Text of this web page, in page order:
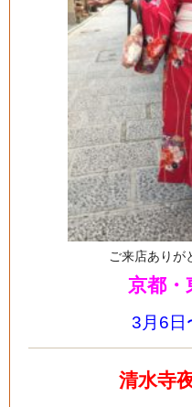
ご来店ありが
京都・
3月6日
清水寺